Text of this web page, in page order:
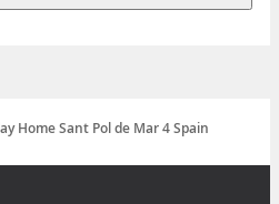
los niveles
Home Sant Pol de Mar 4 Spain